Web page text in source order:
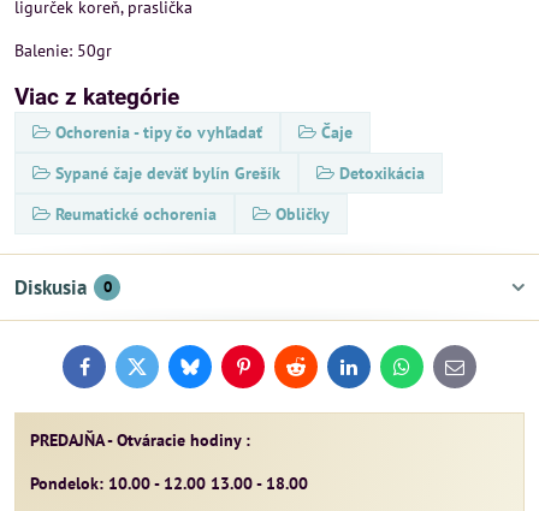
ligurček koreň, praslička
Balenie: 50gr
Viac z kategórie
Ochorenia - tipy čo vyhľadať
Čaje
Sypané čaje deväť bylín Grešík
Detoxikácia
Reumatické ochorenia
Obličky
Diskusia 0
FacebookTwitterBlueskyPinterestReddit LinkedInWhatsApp
E-
mail
PREDAJŇA - Otváracie hodiny :
Pondelok: 10.00 - 12.00 13.00 - 18.00